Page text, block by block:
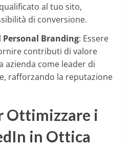
al tuo sito,
di conversione.
Branding: Essere
contributi di valore
azienda come leader di
rafforzando la reputazione
Ottimizzare i
in Ottica